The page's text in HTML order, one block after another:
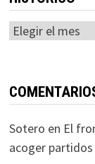
Histórico
Sotero en El
acoger